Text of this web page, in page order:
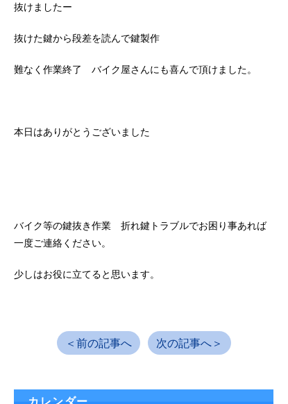
抜けましたー
抜けた鍵から段差を読んで鍵製作
難なく作業終了 バイク屋さんにも喜んで頂けました。
本日はありがとうございました
バイク等の鍵抜き作業 折れ鍵トラブルでお困り事あれば
一度ご連絡ください。
少しはお役に立てると思います。
＜前の記事へ 次の記事へ＞
カレンダー